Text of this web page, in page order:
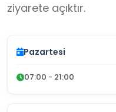
ziyarete açıktır.
Pazartesi
07:00 - 21:00